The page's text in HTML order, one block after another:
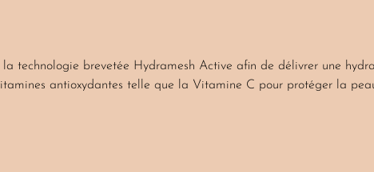
technologie brevetée Hydramesh Active afin de délivrer une
antioxydantes telle que la Vitamine C pour protéger la